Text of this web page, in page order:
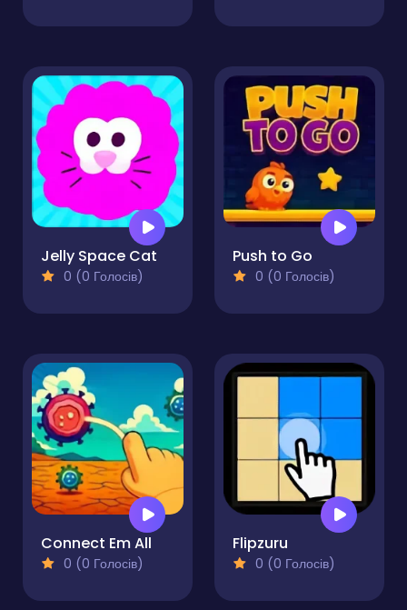
Jelly Space Cat
0 (0 Голосів)
Push to Go
0 (0 Голосів)
Connect Em All
0 (0 Голосів)
Flipzuru
0 (0 Голосів)